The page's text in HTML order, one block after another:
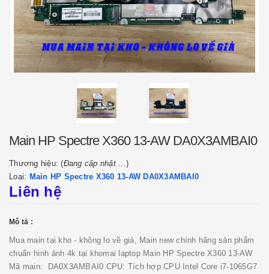
Main HP Spectre X360 13-AW DA0X3AMBAI0
Thương hiệu: (Đang cập nhật ...)
Loại: Main HP Spectre X360 13-AW DA0X3AMBAI0
Liên hệ
Mô tả :
Mua main tại kho - không lo về giá, Main new chính hãng sản phẩm
chuẩn hình ảnh 4k tại khomai laptop Main HP Spectre X360 13-AW
Mã main: DA0X3AMBAI0 CPU: Tích hợp CPU Intel Core i7-1065G7